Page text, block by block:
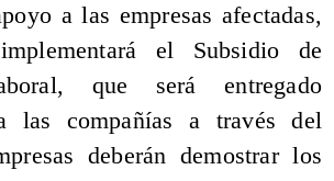
a las empresas afectadas,
el Subsidio de
que será entregado
las compañías a través del
deberán demostrar los